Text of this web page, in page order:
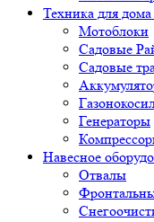
Техника для дома
Мотоблоки
Садовые
Садовые
Генераторы
Навесное
Отвалы